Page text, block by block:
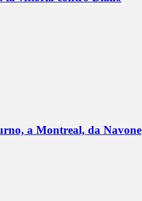
a Montreal, da Navone